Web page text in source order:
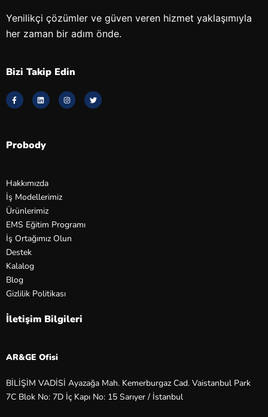
Yenilikçi çözümler ve güven veren hizmet yaklaşımıyla
her zaman bir adım önde.
Bizi Takip Edin
Probody
Hakkımızda
İş Modellerimiz
Ürünlerimiz
EMS Eğitim Programı
İş Ortağımız Olun
Destek
Kalalog
Blog
Gizlilik Politikası
İletişim Bilgileri
AR&GE Ofisi
BİLİŞİM VADİSİ Ayazağa Mah. Kemerburgaz Cad. Vaistanbul Park
7C Blok No: 7D İç Kapı No: 15 Sarıyer / İstanbul